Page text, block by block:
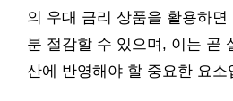
의 우대 금리 상품을 활용하
분 절감할 수 있으며, 이는 곧
산에 반영해야 할 중요한 요소